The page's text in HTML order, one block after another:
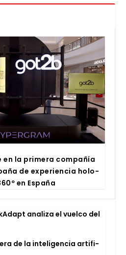
en la pri­me­ra com­pa­ñía
de expe­rien­cia holo­
en Espa­ña
ana­li­za el vuel­co del
era de la inte­li­gen­cia arti­fi­